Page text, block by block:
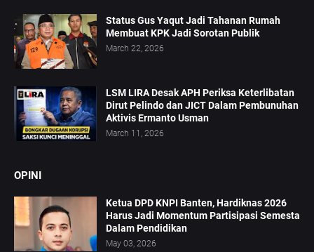
Status Gus Yaqut Jadi Tahanan Rumah
Membuat KPK Jadi Sorotan Publik
March 22, 2026
LSM LIRA Desak APH Periksa Keterlibatan
Dirut Pelindo dan JICT Dalam Pembunuhan
Aktivis Ermanto Usman
March 11, 2026
OPINI
Ketua DPD KNPI Banten, Hardiknas 2026
Harus Jadi Momentum Partisipasi Semesta
Dalam Pendidikan
May 03, 2026